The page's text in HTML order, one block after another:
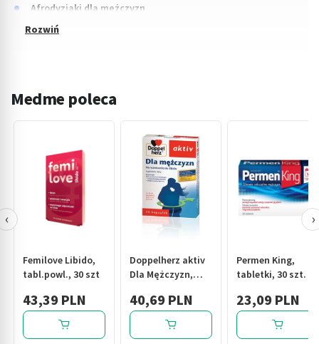
Afrodyzjaki dla mężczyzn
Medme poleca
Femilove Libido,
tabl.powl., 30 szt
43,39 PLN
Doppelherz aktiv
Dla Mężczyzn,
40,69 PLN
Permen King,
tabletki, 30 szt.
23,09 PLN
‹ ›